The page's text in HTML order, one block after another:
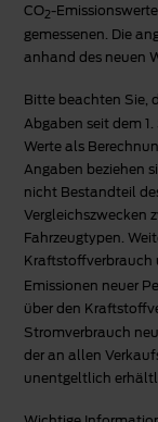
CO2-
gemessenen. Die
anhand des neuen
Bitte beachten Sie,
Abgaben seit dem
Werte als
Angaben beziehen
nicht Bestandteil
Vergleichszwecken
Fahrzeugtypen.
Kraftstoffverbrauch
Emissionen neuer
über den
Stromverbrauch
der an allen
unentgeltlich